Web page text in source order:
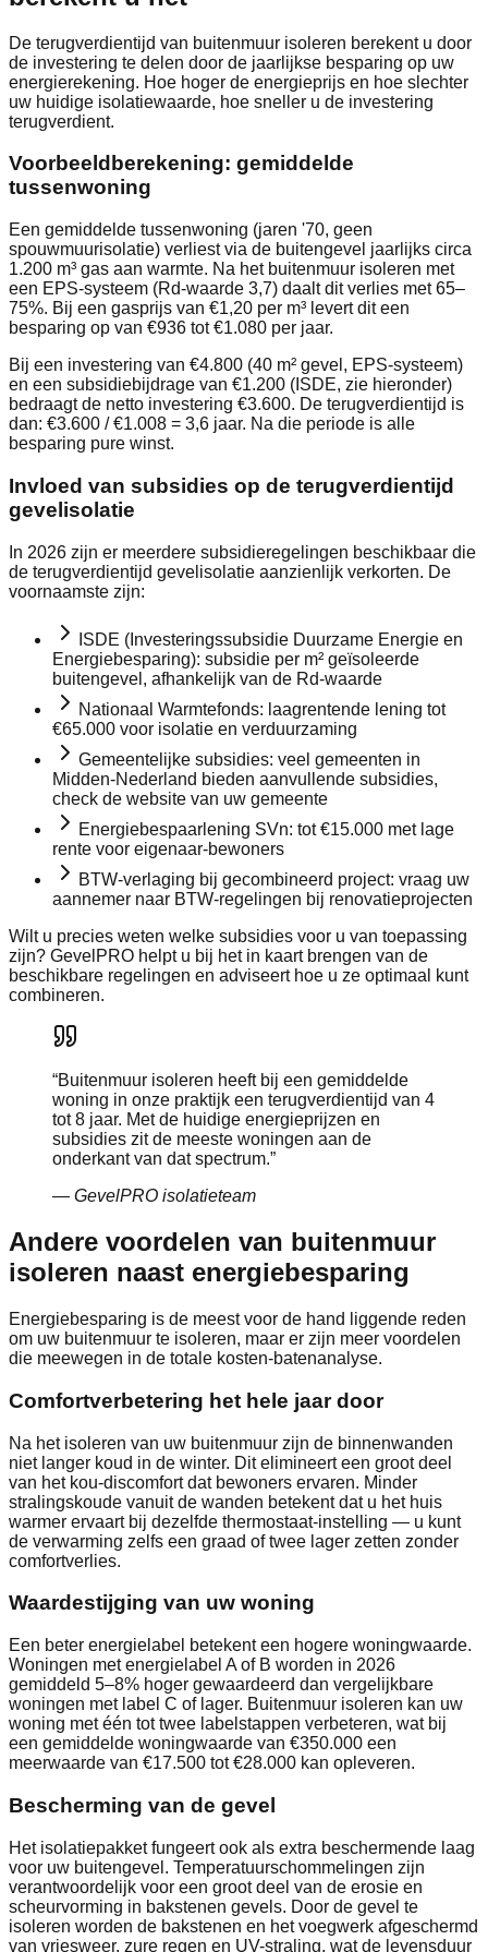
De terugverdientijd van buitenmuur isoleren berekent u door
de investering te delen door de jaarlijkse besparing op uw
energierekening. Hoe hoger de energieprijs en hoe slechter
uw huidige isolatiewaarde, hoe sneller u de investering
terugverdient.
Voorbeeldberekening: gemiddelde
tussenwoning
Een gemiddelde tussenwoning (jaren '70, geen
spouwmuurisolatie) verliest via de buitengevel jaarlijks circa
1.200 m³ gas aan warmte. Na het buitenmuur isoleren met
een EPS-systeem (Rd-waarde 3,7) daalt dit verlies met 65–
75%. Bij een gasprijs van €1,20 per m³ levert dit een
besparing op van €936 tot €1.080 per jaar.
Bij een investering van €4.800 (40 m² gevel, EPS-systeem)
en een subsidiebijdrage van €1.200 (ISDE, zie hieronder)
bedraagt de netto investering €3.600. De terugverdientijd is
dan: €3.600 / €1.008 = 3,6 jaar. Na die periode is alle
besparing pure winst.
Invloed van subsidies op de terugverdientijd
gevelisolatie
In 2026 zijn er meerdere subsidieregelingen beschikbaar die
de terugverdientijd gevelisolatie aanzienlijk verkorten. De
voornaamste zijn:
ISDE (Investeringssubsidie Duurzame Energie en
Energiebesparing): subsidie per m² geïsoleerde
buitengevel, afhankelijk van de Rd-waarde
Nationaal Warmtefonds: laagrentende lening tot
€65.000 voor isolatie en verduurzaming
Gemeentelijke subsidies: veel gemeenten in
Midden-Nederland bieden aanvullende subsidies,
check de website van uw gemeente
Energiebespaarlening SVn: tot €15.000 met lage
rente voor eigenaar-bewoners
BTW-verlaging bij gecombineerd project: vraag uw
aannemer naar BTW-regelingen bij renovatieprojecten
Wilt u precies weten welke subsidies voor u van toepassing
zijn? GevelPRO helpt u bij het in kaart brengen van de
beschikbare regelingen en adviseert hoe u ze optimaal kunt
combineren.
“Buitenmuur isoleren heeft bij een gemiddelde
woning in onze praktijk een terugverdientijd van 4
tot 8 jaar. Met de huidige energieprijzen en
subsidies zit de meeste woningen aan de
onderkant van dat spectrum.”
— GevelPRO isolatieteam
Andere voordelen van buitenmuur
isoleren naast energiebesparing
Energiebesparing is de meest voor de hand liggende reden
om uw buitenmuur te isoleren, maar er zijn meer voordelen
die meewegen in de totale kosten-batenanalyse.
Comfortverbetering het hele jaar door
Na het isoleren van uw buitenmuur zijn de binnenwanden
niet langer koud in de winter. Dit elimineert een groot deel
van het kou-discomfort dat bewoners ervaren. Minder
stralingskoude vanuit de wanden betekent dat u het huis
warmer ervaart bij dezelfde thermostaat-instelling — u kunt
de verwarming zelfs een graad of twee lager zetten zonder
comfortverlies.
Waardestijging van uw woning
Een beter energielabel betekent een hogere woningwaarde.
Woningen met energielabel A of B worden in 2026
gemiddeld 5–8% hoger gewaardeerd dan vergelijkbare
woningen met label C of lager. Buitenmuur isoleren kan uw
woning met één tot twee labelstappen verbeteren, wat bij
een gemiddelde woningwaarde van €350.000 een
meerwaarde van €17.500 tot €28.000 kan opleveren.
Bescherming van de gevel
Het isolatiepakket fungeert ook als extra beschermende laag
voor uw buitengevel. Temperatuurschommelingen zijn
verantwoordelijk voor een groot deel van de erosie en
scheurvorming in bakstenen gevels. Door de gevel te
isoleren worden de bakstenen en het voegwerk afgeschermd
van vriesweer, zure regen en UV-straling, wat de levensduur